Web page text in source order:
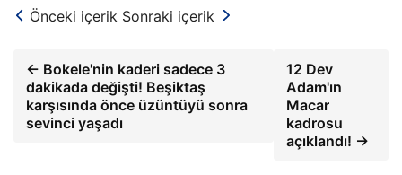
Önceki içerik Sonraki içerik
← Bokele'nin kaderi sadece 3
dakikada değişti! Beşiktaş
karşısında önce üzüntüyü sonra
sevinci yaşadı
12 Dev
Adam'ın
Macar
kadrosu
açıklandı! →